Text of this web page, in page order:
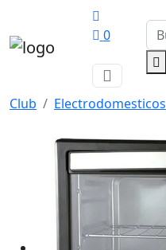
0
Club Electrodomesticos